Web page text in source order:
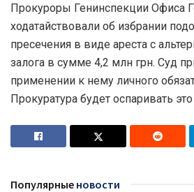
Прокуроры Генинспекции Офиса
ходатайствовали об избрании
пресечения в виде ареста с
залога в сумме 4,2 млн грн. Суд
применении к нему личного
Прокуратура будет оспаривать
Популярные новости